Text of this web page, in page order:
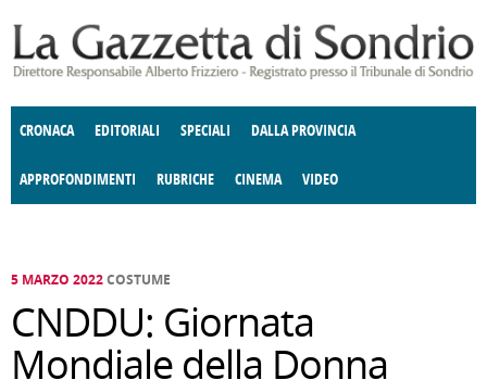
CRONACA EDITORIALI SPECIALI DALLA PROVINCIA
APPROFONDIMENTI
E SPETTACOLI POLITICA
RUBRICHE
DELLE IDEE FATTI DELLO SPIRITO
CINEMA VIDEO
5 MARZO 2022COSTUME
CNDDU: Giornata
Mondiale della Donna